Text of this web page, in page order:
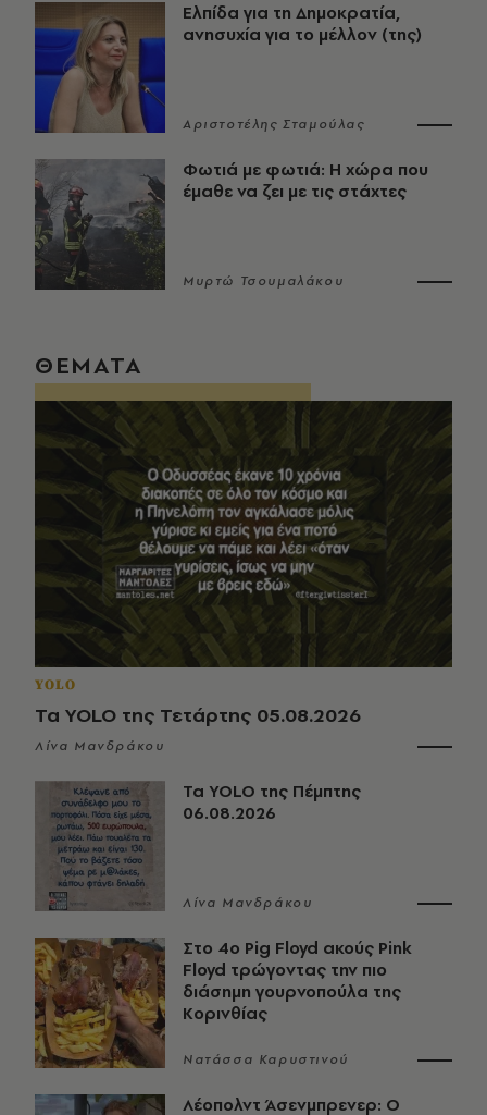
Ελπίδα για τη Δημοκρατία,
ανησυχία για το μέλλον (της)
Αριστοτέλης Σταμούλας
Φωτιά με φωτιά: Η χώρα που
έμαθε να ζει με τις στάχτες
Μυρτώ Τσουμαλάκου
ΘΕΜΑΤΑ
YOLO
Τα YOLO της Τετάρτης 05.08.2026
Λίνα Μανδράκου
Τα YOLO της Πέμπτης
06.08.2026
Λίνα Μανδράκου
Στο 4ο Pig Floyd ακούς Pink
Floyd τρώγοντας την πιο
διάσημη γουρνοπούλα της
Κορινθίας
Νατάσσα Καρυστινού
Λέοπολντ Άσενμπρενερ: Ο